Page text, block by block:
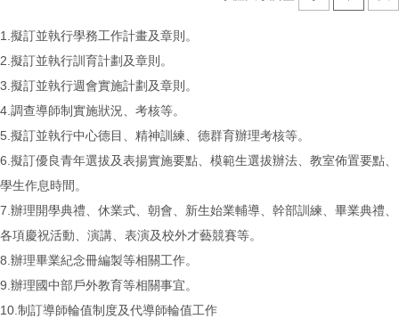
1.擬訂並執行學務工作計畫及章則。
2.擬訂並執行訓育計劃及章則。
3.擬訂並執行週會實施計劃及章則。
4.調查導師制實施狀況、考核等。
5.擬訂並執行中心德目、精神訓練、德群育辦理考核等。
6.擬訂優良青年選拔及表揚實施要點、模範生選拔辦法、教室佈置要點、
學生作息時間。
7.辦理開學典禮、休業式、朝會、新生始業輔導、幹部訓練、畢業典禮、
各項慶祝活動、演講、表演及校外才藝競賽等。
8.辦理畢業紀念冊編製等相關工作。
9.辦理國中部戶外教育等相關事宜。
10.制訂導師輪值制度及代導師輪值工作